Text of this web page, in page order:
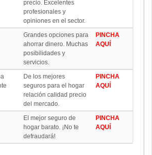
precio. Excelentes
profesionales y
opiniones en el sector.
Grandes opciones para
ahorrar dinero. Muchas
posibilidades y
servicios.
PINCHA
AQUÍ
De los mejores
seguros para el hogar
relación calidad precio
del mercado.
PINCHA
AQUÍ
El mejor seguro de
hogar barato. ¡No te
defraudará!
PINCHA
AQUÍ